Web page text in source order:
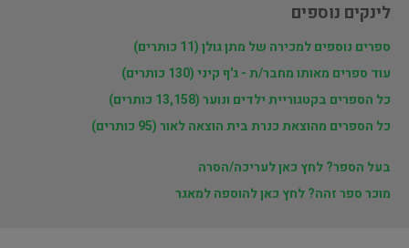
לינקים נוספים
ספרים נוספים למכירה של מתן גולן (11 כותרים)
עוד ספרים מאותו מחבר/ת - ג'ף קיני (130 כותרים)
כל הספרים בקטגוריית ילדים ונוער (13,158 כותרים)
כל הספרים מהוצאת כנרת בית הוצאה לאור (95 כותרים)
בעל הספר? לחץ כאן לעריכה/הסרה
מוכר ספר זהה? לחץ כאן להוספה למאגר